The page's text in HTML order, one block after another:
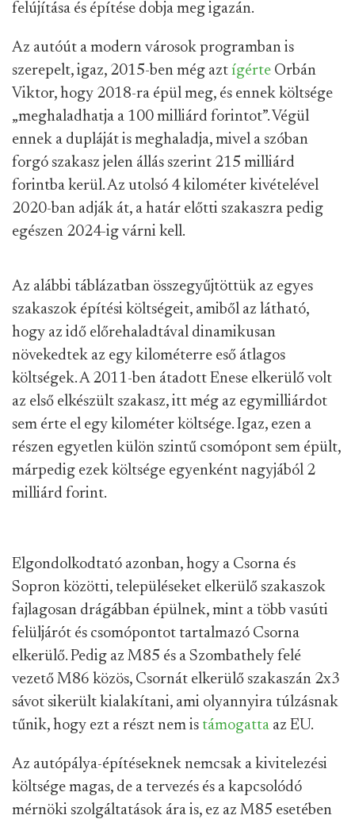
felújítása és építése dobja meg igazán.
Az autóút a modern városok programban is
szerepelt, igaz, 2015-ben még azt ígérte Orbán
Viktor, hogy 2018-ra épül meg, és ennek költsége
„meghaladhatja a 100 milliárd forintot”. Végül
ennek a dupláját is meghaladja, mivel a szóban
forgó szakasz jelen állás szerint 215 milliárd
forintba kerül. Az utolsó 4 kilométer kivételével
2020-ban adják át, a határ előtti szakaszra pedig
egészen 2024-ig várni kell.
Az alábbi táblázatban összegyűjtöttük az egyes
szakaszok építési költségeit, amiből az látható,
hogy az idő előrehaladtával dinamikusan
növekedtek az egy kilométerre eső átlagos
költségek. A 2011-ben átadott Enese elkerülő volt
az első elkészült szakasz, itt még az egymilliárdot
sem érte el egy kilométer költsége. Igaz, ezen a
részen egyetlen külön szintű csomópont sem épült,
márpedig ezek költsége egyenként nagyjából 2
milliárd forint.
Elgondolkodtató azonban, hogy a Csorna és
Sopron közötti, településeket elkerülő szakaszok
fajlagosan drágábban épülnek, mint a több vasúti
felüljárót és csomópontot tartalmazó Csorna
elkerülő. Pedig az M85 és a Szombathely felé
vezető M86 közös, Csornát elkerülő szakaszán 2x3
sávot sikerült kialakítani, ami olyannyira túlzásnak
tűnik, hogy ezt a részt nem is támogatta az EU.
Az autópálya-építéseknek nemcsak a kivitelezési
költsége magas, de a tervezés és a kapcsolódó
mérnöki szolgáltatások ára is, ez az M85 esetében